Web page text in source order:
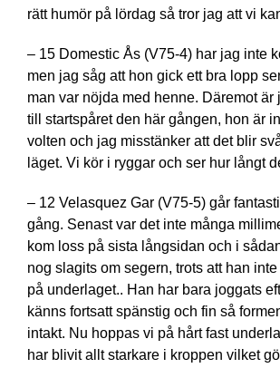
rätt humör på lördag så tror jag att vi
– 15 Domestic Ås (V75-4) har jag inte
men jag såg att hon gick ett bra lopp
man var nöjda med henne. Däremot är
till startspåret den här gången, hon är
volten och jag misstänker att det blir
läget. Vi kör i ryggar och ser hur långt
– 12 Velasquez Gar (V75-5) går
gång. Senast var det inte många
kom loss på sista långsidan och i
nog slagits om segern, trots att han
på underlaget.. Han har bara joggats
känns fortsatt spänstig och fin så
intakt. Nu hoppas vi på hårt fast
har blivit allt starkare i kroppen vilket